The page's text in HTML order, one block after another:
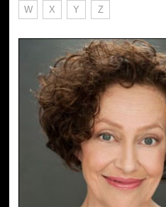
W X Y Z